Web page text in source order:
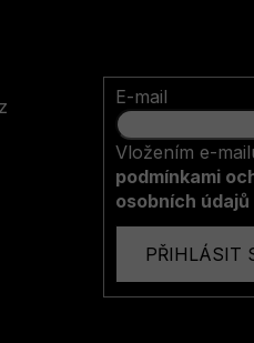
E-mail
Vložením e-
podmínkami
osobních údajů
PŘIHLÁSIT